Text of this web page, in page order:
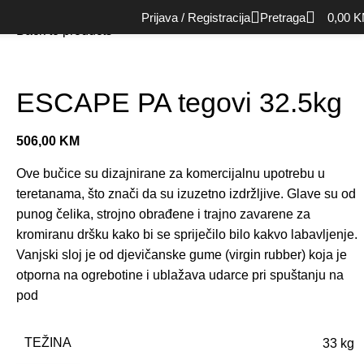
Prijava / Registracija Pretraga 0,00
Tegovi
ESCAPE PA tegovi 32.5kg
ESCAPE PA tegovi 32.5kg
506,00 KM
Ove bučice su dizajnirane za komercijalnu upotrebu u
teretanama, što znači da su izuzetno izdržljive. Glave su od
punog čelika, strojno obrađene i trajno zavarene za
kromiranu dršku kako bi se spriječilo bilo kakvo labavljenje.
Vanjski sloj je od djevičanske gume (virgin rubber) koja je
otporna na ogrebotine i ublažava udarce pri spuštanju na
pod
TEŽINA 33 kg